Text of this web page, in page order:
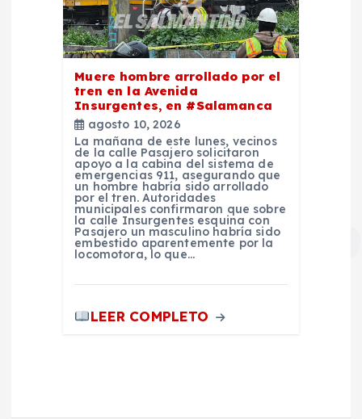
Muere hombre arrollado por el
tren en la Avenida
Insurgentes, en #Salamanca
agosto 10, 2026
La mañana de este lunes, vecinos
de la calle Pasajero solicitaron
apoyo a la cabina del sistema de
emergencias 911, asegurando que
un hombre habría sido arrollado
por el tren. Autoridades
municipales confirmaron que sobre
la calle Insurgentes esquina con
Pasajero un masculino habría sido
embestido aparentemente por la
locomotora, lo que…
LEER COMPLETO